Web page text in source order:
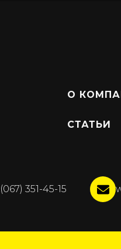
О
СТАТЬИ
(067) 351-45-15